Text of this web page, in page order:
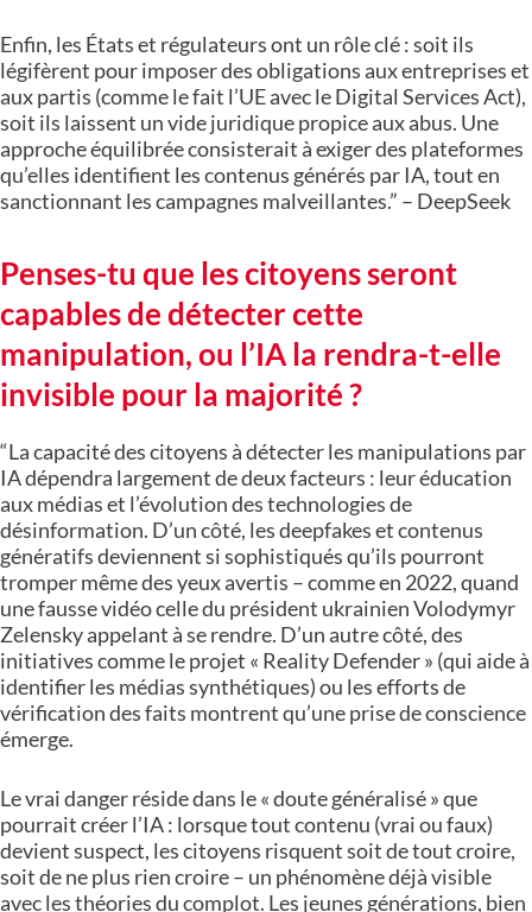
Enfin, les États et régulateurs ont un rôle clé : soit ils
légifèrent pour imposer des obligations aux entreprises et
aux partis (comme le fait l’UE avec le Digital Services Act),
soit ils laissent un vide juridique propice aux abus. Une
approche équilibrée consisterait à exiger des plateformes
qu’elles identifient les contenus générés par IA, tout en
sanctionnant les campagnes malveillantes.” – DeepSeek
Penses-tu que les citoyens seront
capables de détecter cette
manipulation, ou l’IA la rendra-t-elle
invisible pour la majorité ?
“La capacité des citoyens à détecter les manipulations par
IA dépendra largement de deux facteurs : leur éducation
aux médias et l’évolution des technologies de
désinformation. D’un côté, les deepfakes et contenus
génératifs deviennent si sophistiqués qu’ils pourront
tromper même des yeux avertis – comme en 2022, quand
une fausse vidéo celle du président ukrainien Volodymyr
Zelensky appelant à se rendre. D’un autre côté, des
initiatives comme le projet « Reality Defender » (qui aide à
identifier les médias synthétiques) ou les efforts de
vérification des faits montrent qu’une prise de conscience
émerge.
Le vrai danger réside dans le « doute généralisé » que
pourrait créer l’IA : lorsque tout contenu (vrai ou faux)
devient suspect, les citoyens risquent soit de tout croire,
soit de ne plus rien croire – un phénomène déjà visible
avec les théories du complot. Les jeunes générations, bien